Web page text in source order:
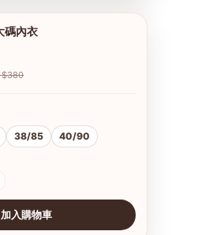
碼內衣
HKD $380
38/85
40/90
加入購物車